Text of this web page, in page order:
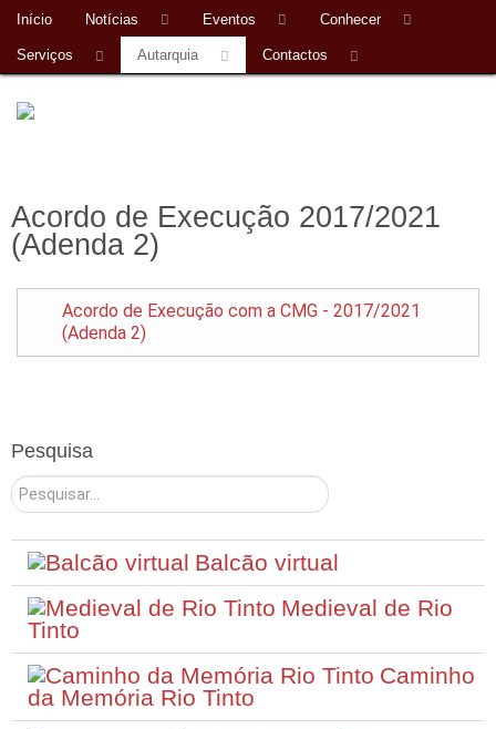
Início Notícias Eventos Conhecer
Serviços Autarquia Contactos
Pesquisa
Pesquisar
Balcão virtual
Medieval de Rio
Tinto
Caminho
da Memória Rio Tinto
Acordo de Execução 2017/2021
(Adenda 2)
Acordo de Execução com a CMG - 2017/2021
(Adenda 2)